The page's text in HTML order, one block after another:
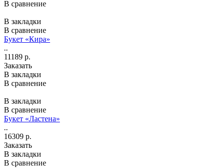
В сравнение
В закладки
В сравнение
Букет «Кира»
..
11189 р.
Заказать
В закладки
В сравнение
В закладки
В сравнение
Букет «Ластена»
..
16309 р.
Заказать
В закладки
В сравнение